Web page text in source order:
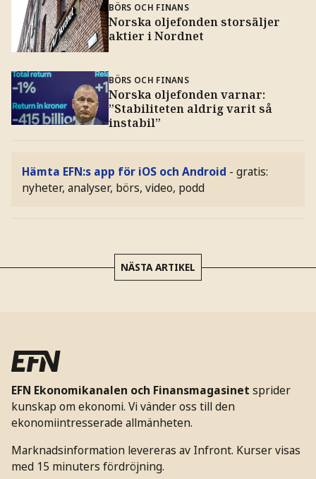
BÖRS OCH FINANS
Norska oljefonden storsäljer
aktier i Nordnet
BÖRS OCH FINANS
Norska oljefonden varnar:
”Stabiliteten aldrig varit så
instabil”
Hämta EFN:s app för iOS och Android - gratis:
nyheter, analyser, börs, video, podd
NÄSTA ARTIKEL
EFN Ekonomikanalen och Finansmagasinet sprider
kunskap om ekonomi. Vi vänder oss till den
ekonomiintresserade allmänheten.
Marknadsinformation levereras av Infront. Kurser visas
med 15 minuters fördröjning.